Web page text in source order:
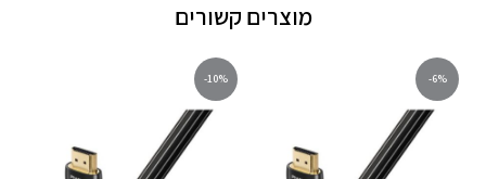
מוצרים קשורים
-6%
-10%